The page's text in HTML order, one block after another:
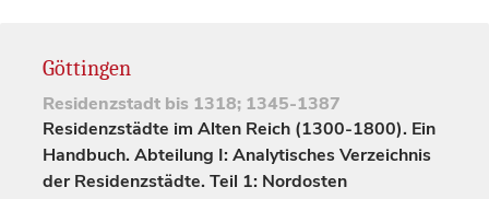
Göttingen
Residenzstadt bis 1318; 1345-1387
Residenzstädte im Alten Reich (1300-1800). Ein
Handbuch. Abteilung I: Analytisches Verzeichnis
der Residenzstädte. Teil 1: Nordosten